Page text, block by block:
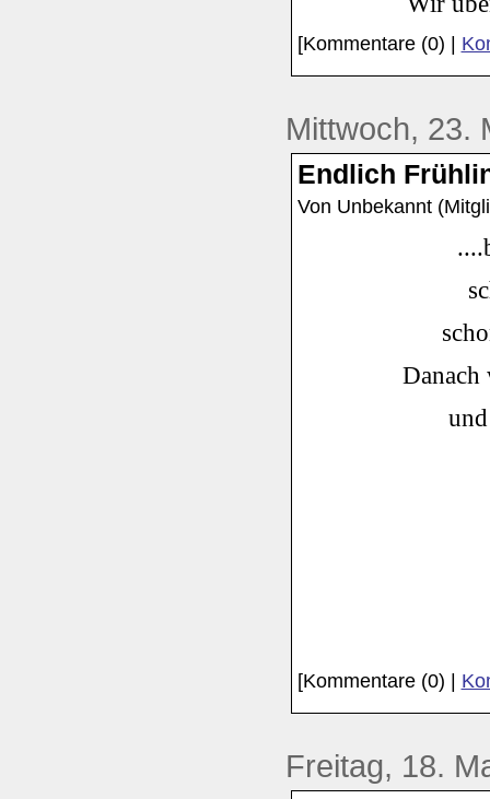
[Kommentare (0) |
Mittwoch, 23.
Endlich
Von Unbekannt
Danach
[Kommentare (0) |
Freitag, 18.